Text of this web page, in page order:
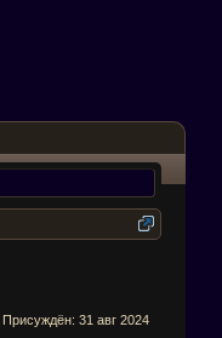
Присуждён: 31 авг 2024